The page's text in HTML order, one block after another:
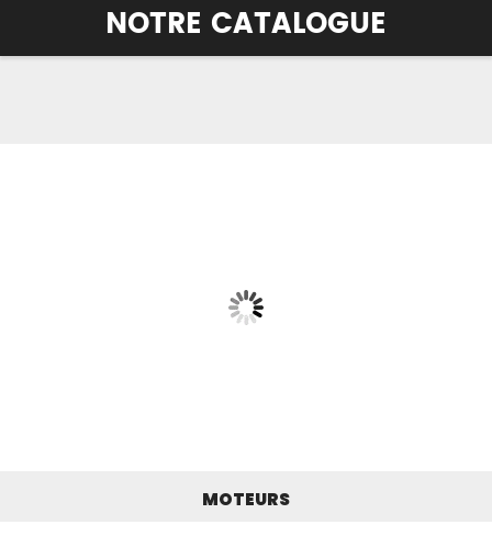
NOTRE CATALOGUE
MOTEURS